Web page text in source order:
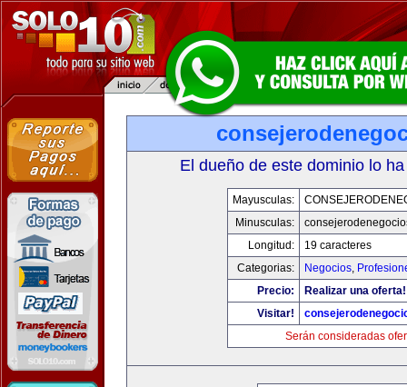
El dueño de este dominio lo
Mayusculas:
Minusculas:
Longitud:
19 caracteres
Categorias:
Negocios,
Precio:
Realizar una oferta!
Visitar!
Serán consideradas